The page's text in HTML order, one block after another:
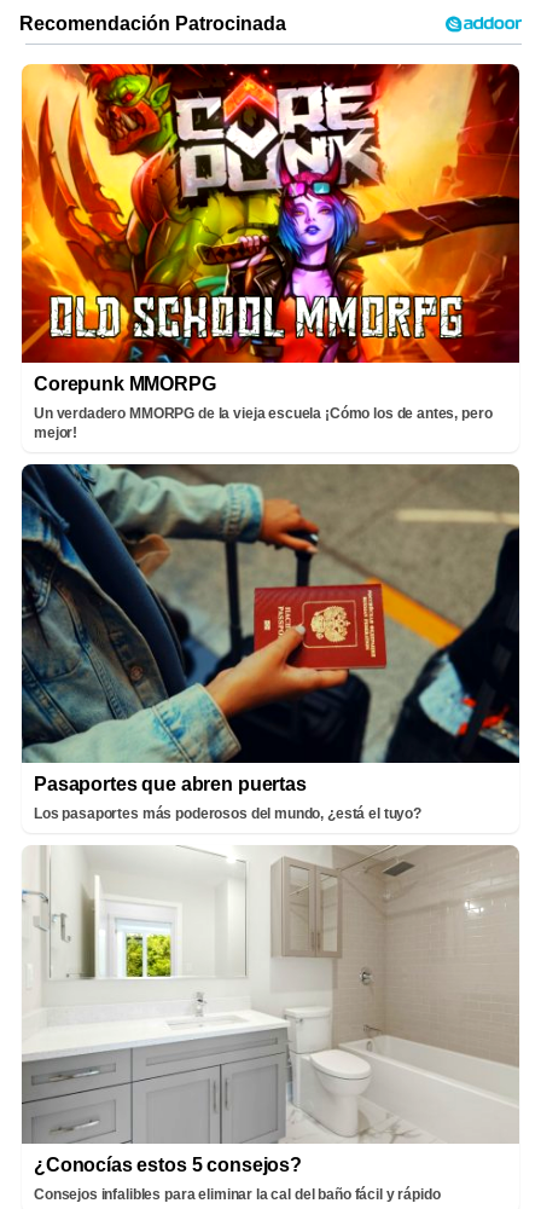
Corepunk MMORPG
Un verdadero MMORPG de la vieja escuela ¡Cómo los de antes, pero
mejor!
Pasaportes que abren puertas
Los pasaportes más poderosos del mundo, ¿está el tuyo?
¿Conocías estos 5 consejos?
Consejos infalibles para eliminar la cal del baño fácil y rápido